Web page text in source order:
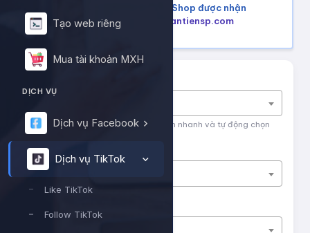
Tạo web riêng
Mua tài khoản MXH
DỊCH VỤ
Dịch vụ Facebook
Dịch vụ TikTok
Like TikTok
Follow TikTok
Mua hàng trên Shopee, Tiktok Shop được nhận
lại tiền hoàn, tham khảo tại
hoantiensp.com
Nhập tên hoặc ID dịch vụ để tìm kiếm nhanh và tự động chọn
Nền tảng